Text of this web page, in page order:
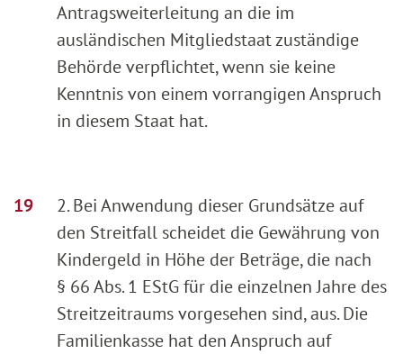
Antragsweiterleitung an die im
ausländischen Mitgliedstaat zuständige
Behörde verpflichtet, wenn sie keine
Kenntnis von einem vorrangigen Anspruch
in diesem Staat hat.
2. Bei Anwendung dieser Grundsätze auf
den Streitfall scheidet die Gewährung von
Kindergeld in Höhe der Beträge, die nach
§ 66 Abs. 1 EStG für die einzelnen Jahre des
Streitzeitraums vorgesehen sind, aus. Die
Familienkasse hat den Anspruch auf